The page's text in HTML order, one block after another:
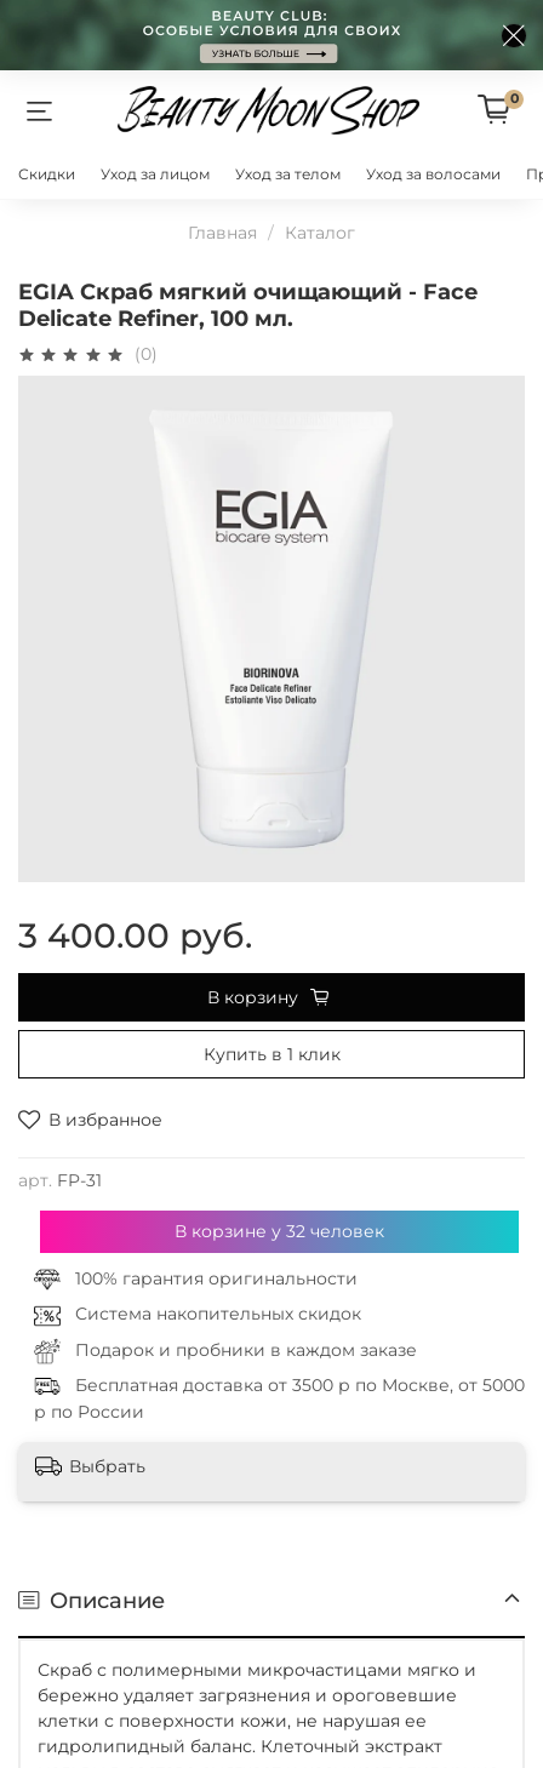
0
Скидки Уход за лицом Уход за телом Уход за волосами
Главная Каталог
EGIA Скраб мягкий очищающий - Face
Delicate Refiner, 100 мл.
(0)
В избранное
арт. FP-31
3 400.00 руб.
В корзину
Купить в 1 клик
В корзине у 32человек
100% гарантия оригинальности
Система накопительных скидок
Подарок и пробники в каждом заказе
Бесплатная доставка от 3500 р по Москве, от 5000
р по России
Выбрать
Описание
Скраб с полимерными микрочастицами мягко и
бережно удаляет загрязнения и ороговевшие
клетки с поверхности кожи, не нарушая ее
гидролипидный баланс. Клеточный экстракт